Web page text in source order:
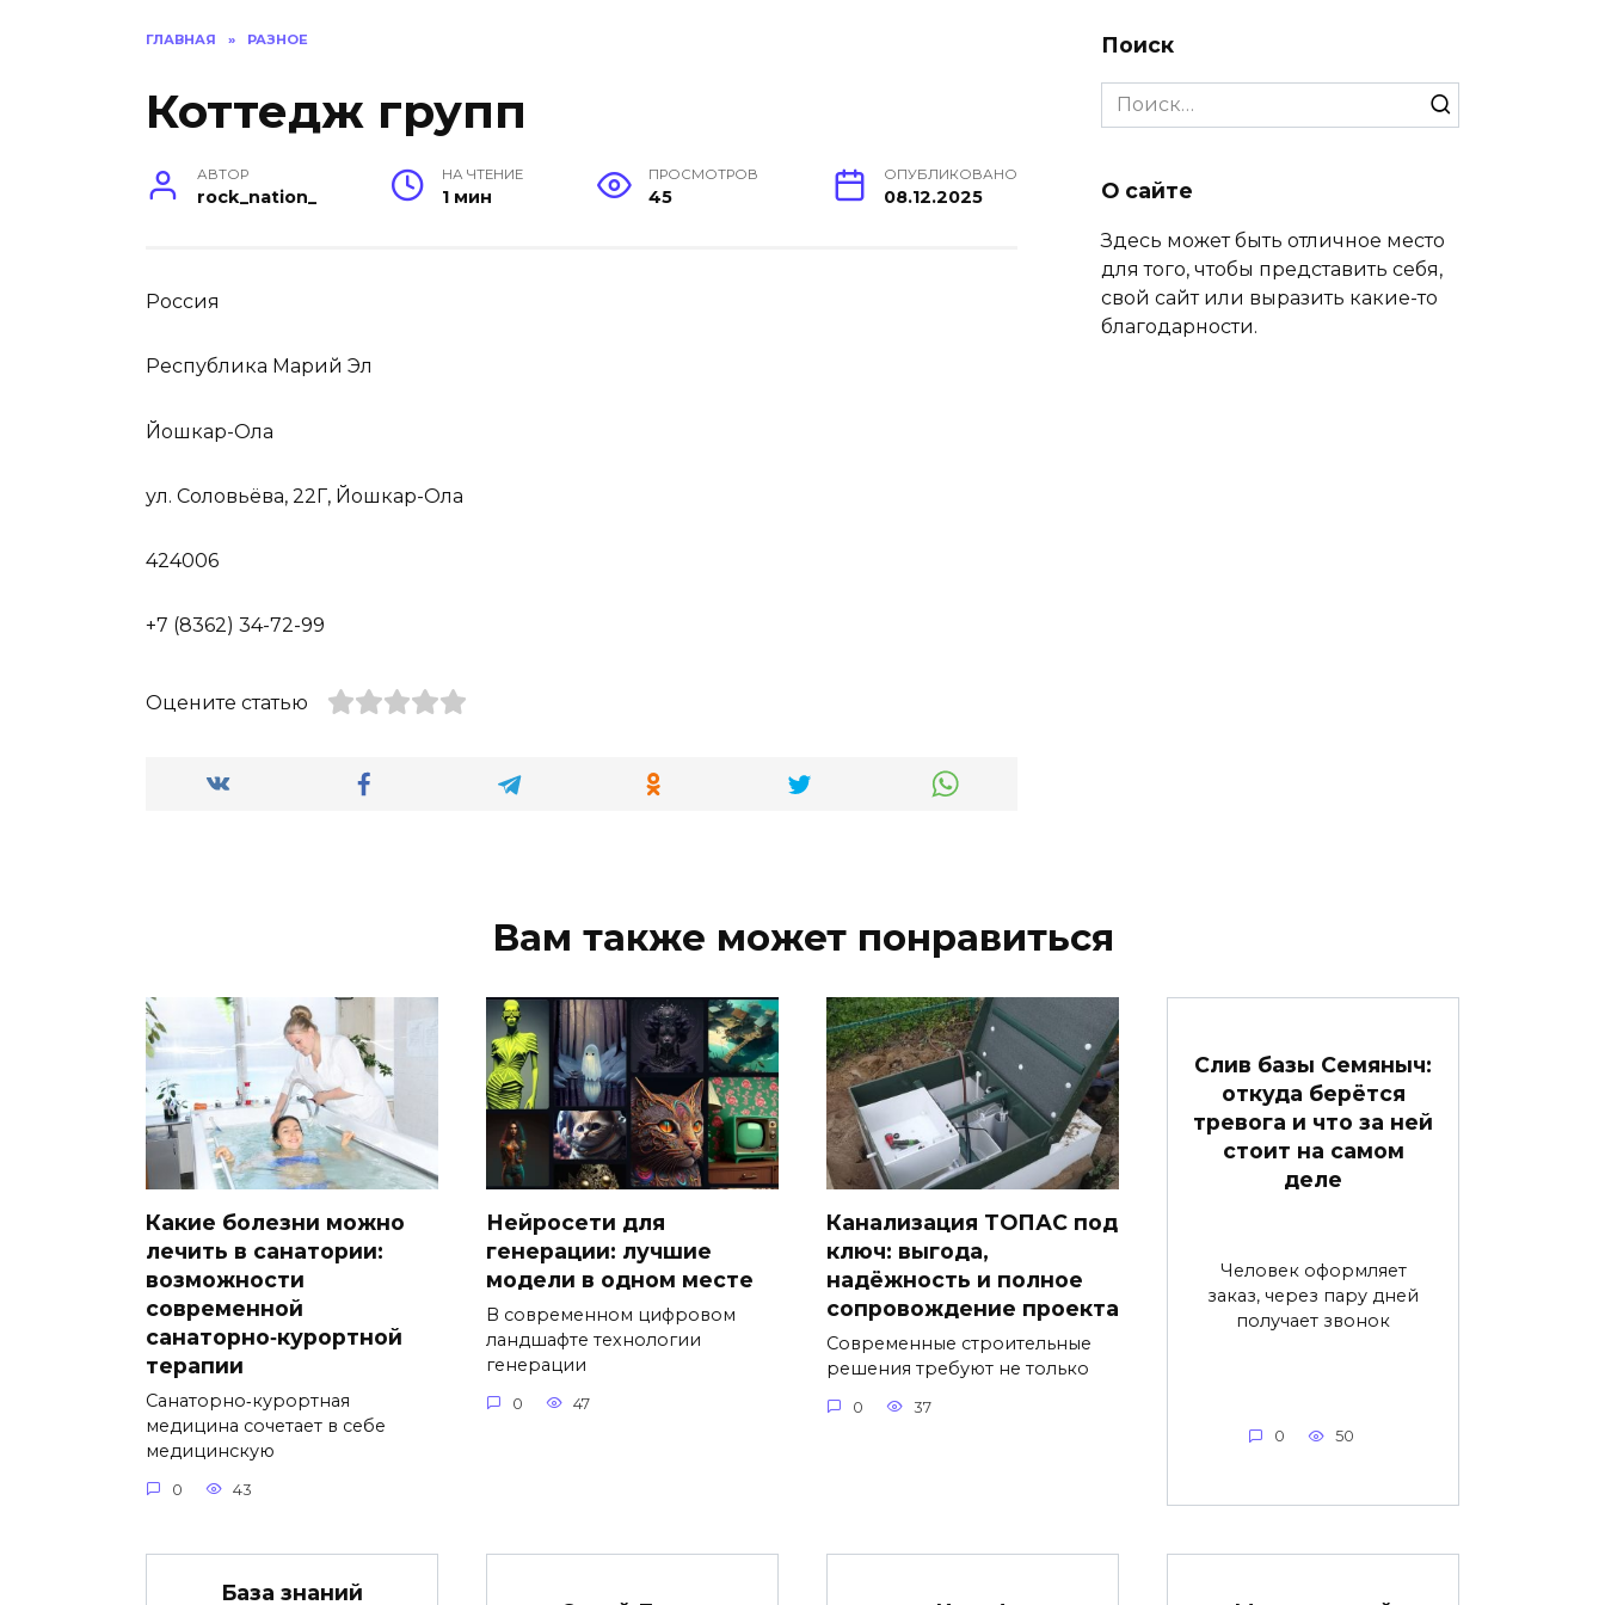
ГЛАВНАЯ » РАЗНОЕ
Коттедж групп
АВТОР
rock_nation_
НА ЧТЕНИЕ
1 мин
ПРОСМОТРОВ
45
ОПУБЛИКОВАНО
08.12.2025
Россия
Республика Марий Эл
Йошкар-Ола
ул. Соловьёва, 22Г, Йошкар-Ола
424006
+7 (8362) 34-72-99
Оцените статью
Поиск
Search
for:
О сайте
Здесь может быть отличное место
для того, чтобы представить себя,
свой сайт или выразить какие-то
благодарности.
Вам также может понравиться
Какие болезни можно
лечить в санатории:
возможности
современной
санаторно‑курортной
терапии
Санаторно‑курортная
медицина сочетает в себе
медицинскую
0 43
Нейросети для
генерации: лучшие
модели в одном месте
В современном цифровом
ландшафте технологии
генерации
0 47
Канализация ТОПАС под
ключ: выгода,
надёжность и полное
сопровождение проекта
Современные строительные
решения требуют не только
0 37
Слив базы Семяныч:
откуда берётся
тревога и что за ней
стоит на самом
деле
Человек оформляет
заказ, через пару дней
получает звонок
0 50
База знаний